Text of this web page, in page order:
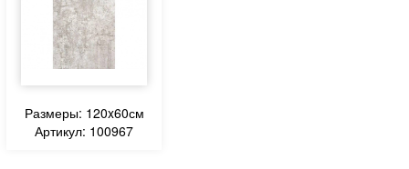
Размеры: 120x60см
Артикул: 100967